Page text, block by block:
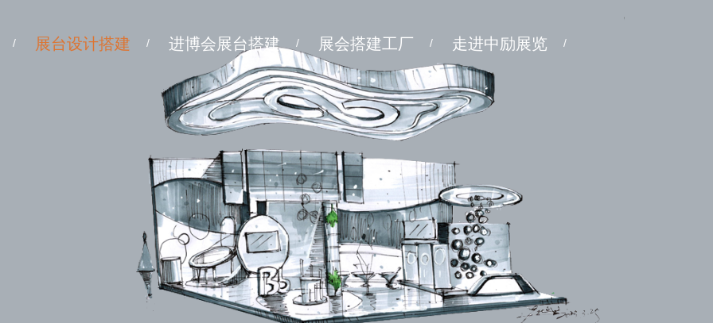
/ 展台设计搭建 / 进博会展台搭建 / 展会搭建工厂 / 走进中励展览 /